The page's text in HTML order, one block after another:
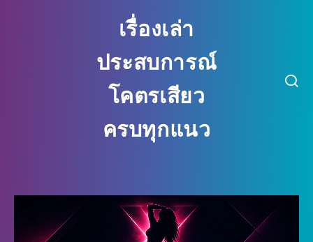
เรื่องเล่า
ประสบการณ์
โคตรเสียว
ครบทุกแนว